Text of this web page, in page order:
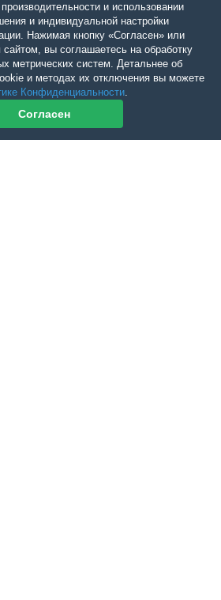
и использовании
и индивидуальной настройки
Нажимая кнопку «Согласен» или
вы соглашаетесь на обработку
метрических систем. Детальнее об
и методах их отключения вы можете
Конфиденциальности.
Согласен